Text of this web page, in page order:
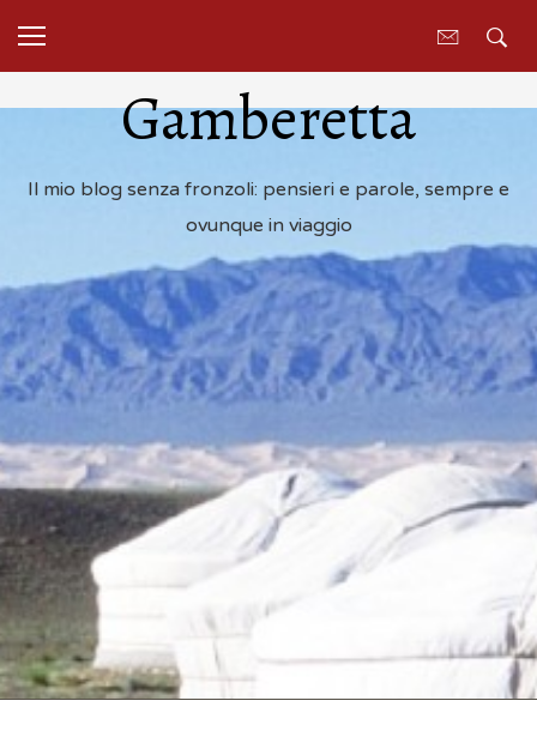
Gamberetta
Il mio blog senza fronzoli: pensieri e parole, sempre e
ovunque in viaggio